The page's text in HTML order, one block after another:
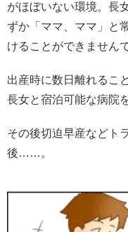
がほぼいない環境。長
ずか「ママ、ママ」と
けることができません
出産時に数日離れるこ
長女と宿泊可能な病院
その後切迫早産などト
後……。